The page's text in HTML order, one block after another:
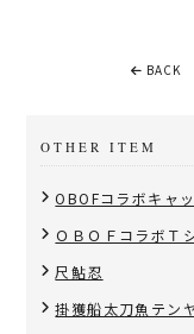
BACK
OTHER ITEM
OBOFコラボキャ
ＯＢＯＦコラボＴ
尺鮎忍
掛獲船太刀魚テン